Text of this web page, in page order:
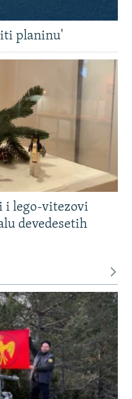
planinu'
i lego-vitezovi
devedesetih